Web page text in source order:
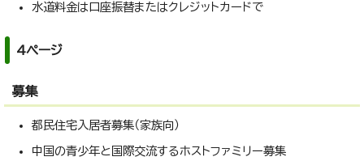
水道料金は口座振替またはクレジットカードで
4ページ
募集
都民住宅入居者募集（家族向）
中国の青少年と国際交流するホストファミリー募集